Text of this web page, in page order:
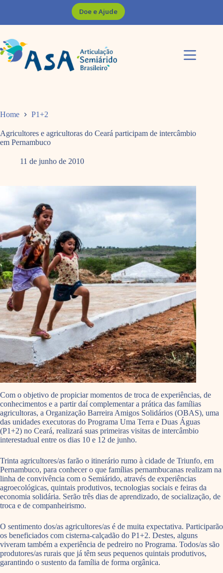
Doe e Ajude
Home P1+2
Agricultores e agricultoras do Ceará participam de intercâmbio
em Pernambuco
11 de junho de 2010
Com o objetivo de propiciar momentos de troca de experiências, de
conhecimentos e a partir daí complementar a prática das famílias
agricultoras, a Organização Barreira Amigos Solidários (OBAS), uma
das unidades executoras do Programa Uma Terra e Duas Águas
(P1+2) no Ceará, realizará suas primeiras visitas de intercâmbio
interestadual entre os dias 10 e 12 de junho.
Trinta agricultores/as farão o itinerário rumo à cidade de Triunfo, em
Pernambuco, para conhecer o que famílias pernambucanas realizam na
linha de convivência com o Semiárido, através de experiências
agroecológicas, quintais produtivos, tecnologias sociais e feiras da
economia solidária. Serão três dias de aprendizado, de socialização, de
troca e de companheirismo.
O sentimento dos/as agricultores/as é de muita expectativa. Participarão
os beneficiados com cisterna-calçadão do P1+2. Destes, alguns
viveram também a experiência de pedreiro no Programa. Todos/as são
produtores/as rurais que já têm seus pequenos quintais produtivos,
garantindo o sustento da família de forma orgânica.